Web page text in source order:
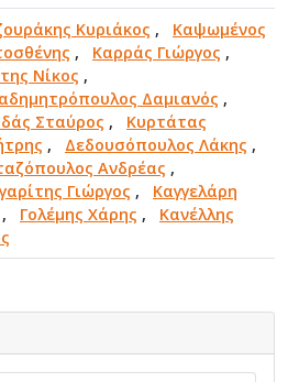
Κυριάκος , Καψωμένος
, Καρράς Γιώργος ,
Νίκος ,
Δαμιανός ,
Σταύρος , Κυρτάτας
, Δεδουσόπουλος Λάκης ,
Ανδρέας ,
Γιώργος , Καγγελάρη
, Γολέμης Χάρης , Κανέλλης